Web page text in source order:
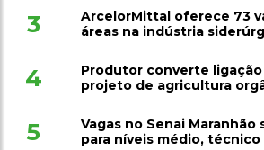
3
ArcelorMittal oferece 73
áreas na indústria
4
Produtor converte
projeto de agricultura
5
Vagas no Senai Maranhão
para níveis médio,